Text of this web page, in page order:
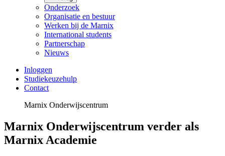
Onderzoek
Organisatie en bestuur
Werken bij de Marnix
International students
Partnerschap
Nieuws
Inloggen
Studiekeuzehulp
Contact
Marnix Onderwijscentrum
Marnix Onderwijscentrum verder als
Marnix Academie